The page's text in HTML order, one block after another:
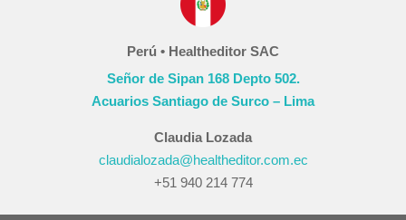
Perú • Healtheditor SAC
Señor de Sipan 168 Depto 502.
Acuarios Santiago de Surco – Lima
Claudia Lozada
claudialozada@healtheditor.com.ec
+51 940 214 774